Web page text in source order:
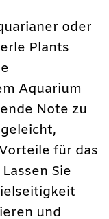
oder
Plants
Aquarium
Note zu
für das
Sie
und